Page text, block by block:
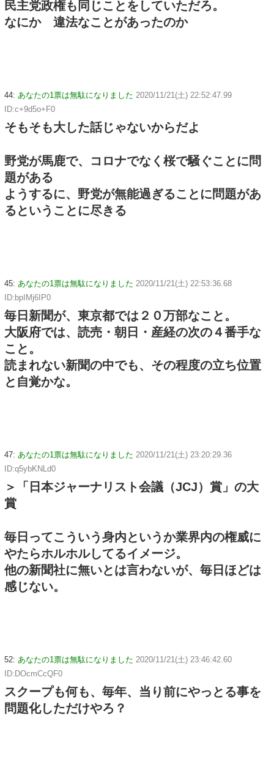
民主党政権も同じことをしていただろ。
なにか 違法なことがあったのか
44: あなたの1票は無駄になりました 2020/11/21(土) 22:52:47.99
ID:c+9d5o+F0
そもそも大した話じゃないからだよ
野党が馬鹿で、コロナでなく桜で騒ぐことに問
題がある
ようするに、野党が無能過ぎることに問題があ
るということに尽きる
45: あなたの1票は無駄になりました 2020/11/21(土) 22:53:36.68
ID:bpIMj6IP0
毎日新聞が、東京都では２０万部なこと。
大阪府では、読売・朝日・産経の次の４番手な
こと。
読まれない新聞の中でも、その程度の立ち位置
と自覚かな。
47: あなたの1票は無駄になりました 2020/11/21(土) 23:20:29.36
ID:q5ybKNLd0
＞「日本ジャーナリスト会議（JCJ）賞」の大
賞
毎日ってこういう身内というか業界内の権威に
やたらホルホルしてるイメージ。
他の新聞社に無いとは言わないが、毎日ほどは
感じない。
52: あなたの1票は無駄になりました 2020/11/21(土) 23:46:42.60
ID:DOcmCcQF0
スクープも何も、毎年、当り前にやっとる事を
問題化しただけやろ？